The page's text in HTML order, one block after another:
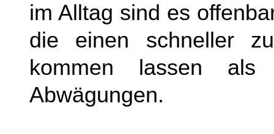
im Alltag sind es
die einen schneller
kommen lassen als
Abwägungen.